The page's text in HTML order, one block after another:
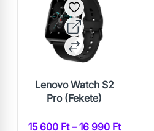
Lenovo Watch S2
Pro (Fekete)
15 600 Ft – 16 990 Ft